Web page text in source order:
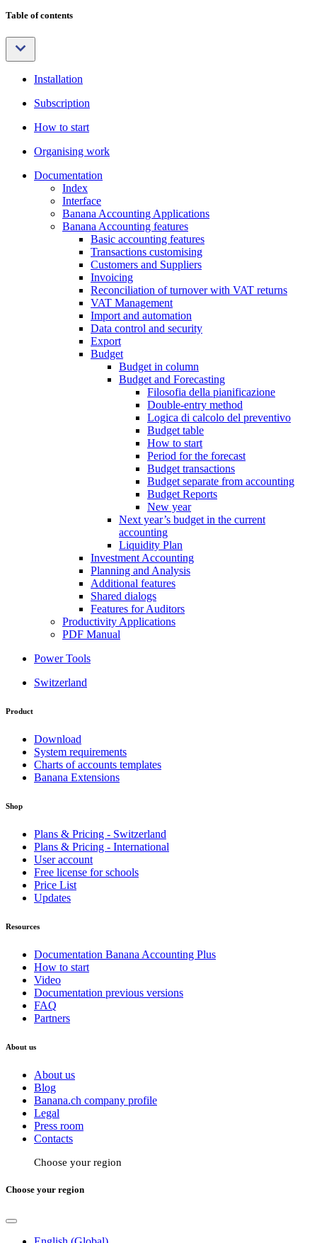
Table of contents
Installation
Subscription
How to start
Organising work
Documentation
Index
Interface
Banana Accounting Applications
Banana Accounting features
Basic accounting features
Transactions customising
Customers and Suppliers
Invoicing
Reconciliation of turnover with VAT returns
VAT Management
Import and automation
Data control and security
Export
Budget
Budget in column
Budget and Forecasting
Filosofia della pianificazione
Double-entry method
Logica di calcolo del preventivo
Budget table
How to start
Period for the forecast
Budget transactions
Budget separate from accounting
Budget Reports
New year
Next year’s budget in the current
accounting
Liquidity Plan
Investment Accounting
Planning and Analysis
Additional features
Shared dialogs
Features for Auditors
Productivity Applications
PDF Manual
Power Tools
Switzerland
Product
Download
System requirements
Charts of accounts templates
Banana Extensions
Shop
Plans & Pricing - Switzerland
Plans & Pricing - International
User account
Free license for schools
Price List
Updates
Resources
Documentation Banana Accounting Plus
How to start
Video
Documentation previous versions
FAQ
Partners
About us
About us
Blog
Banana.ch company profile
Legal
Press room
Contacts
Choose your region
Choose your region